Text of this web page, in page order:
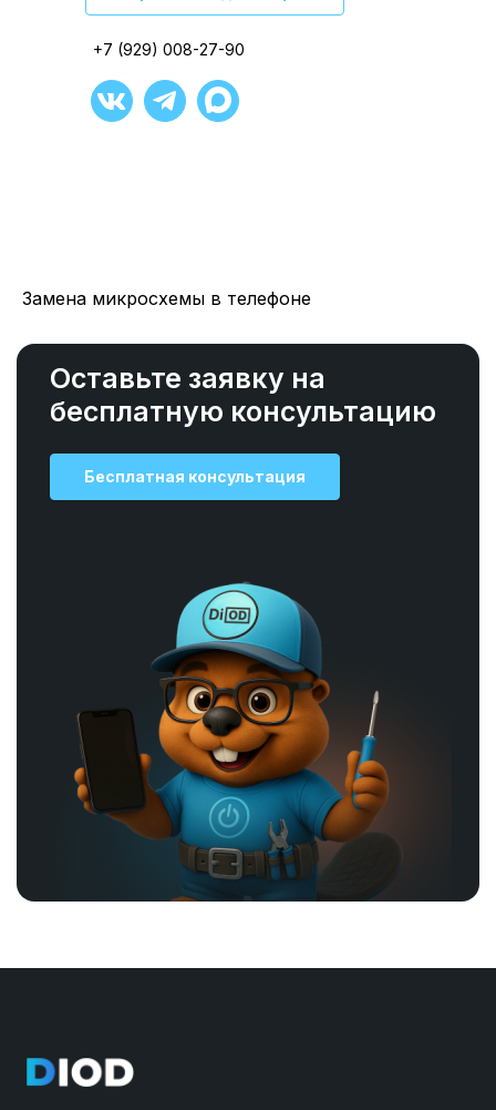
+7 (929) 008-27-90
+7 (929) 008-27-90
+7 (929) 008-27-90
+7 (929) 008-27-90
+7 (929) 008-27-90
Замена микросхемы в телефоне
Оставьте заявку на
бесплатную консультацию
Бесплатная консультация